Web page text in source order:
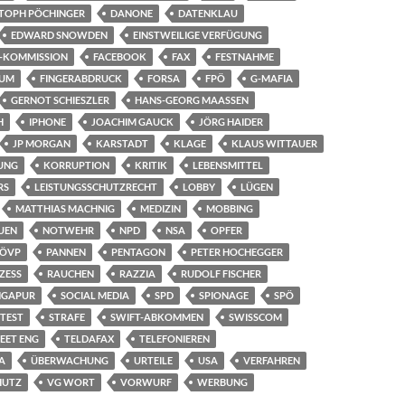
PÖCHINGER DANONE
DATENKLAU
EDWARD SNOWDEN
EINSTWEILIGE VERFÜGUNG
KOMMISSION FACEBOOK FAX
FESTNAHME
FINGERABDRUCK FORSA FPÖ
G-MAFIA
GERNOT SCHIESZLER
HANS-GEORG MAASSEN
IPHONE JOACHIM GAUCK
JÖRG HAIDER
JP MORGAN KARSTADT KLAGE
KLAUS WITTAUER
KORRUPTION KRITIK
LEBENSMITTEL
LEISTUNGSSCHUTZRECHT LOBBY
LÜGEN
MATTHIAS MACHNIG MEDIZIN
MOBBING
NOTWEHR NPD NSA
OPFER
ÖVP PANNEN PENTAGON
PETER HOCHEGGER
RAUCHEN RAZZIA
RUDOLF FISCHER
SOCIAL MEDIA SPD SPIONAGE
SPÖ
STRAFE SWIFT-ABKOMMEN
SWISSCOM
ENG TELDAFAX
TELEFONIEREN
ÜBERWACHUNG URTEILE USA
VERFAHREN
VG WORT VORWURF
WERBUNG